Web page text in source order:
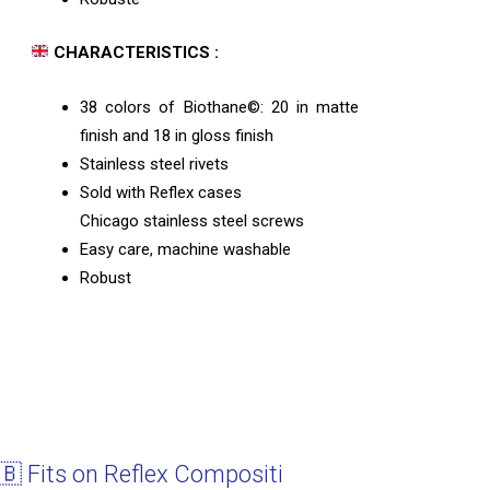
CHARACTERISTICS :
38 colors of Biothane©: 20 in matte
finish and 18 in gloss finish
Stainless steel rivets
Sold with Reflex cases
Chicago stainless steel screws
Easy care, machine washable
Robust
Fits on Reflex Compositi